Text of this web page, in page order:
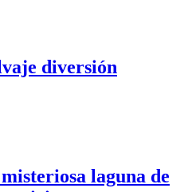
diversión
laguna de